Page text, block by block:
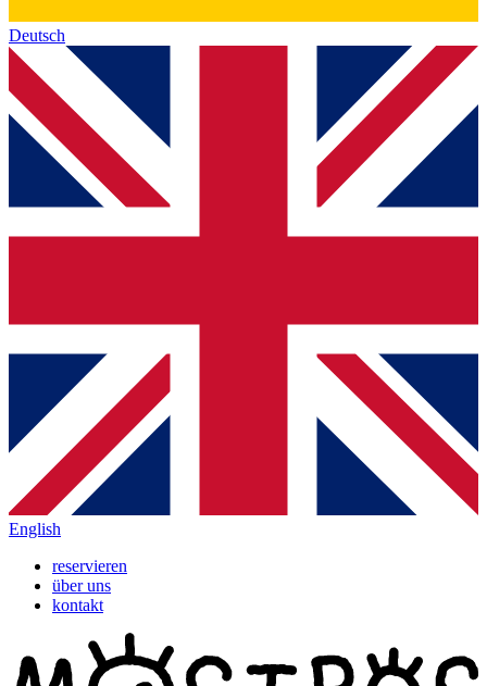
Deutsch
English
reservieren
über uns
kontakt